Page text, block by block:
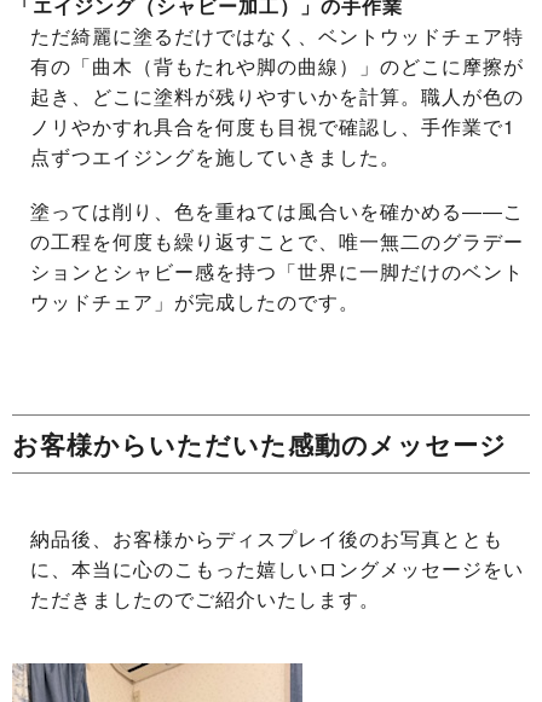
ただ綺麗に塗るだけではなく、ベントウッドチェア特
有の「曲木（背もたれや脚の曲線）」のどこに摩擦が
起き、どこに塗料が残りやすいかを計算。職人が色の
ノリやかすれ具合を何度も目視で確認し、手作業で1
点ずつエイジングを施していきました。
塗っては削り、色を重ねては風合いを確かめる――こ
の工程を何度も繰り返すことで、唯一無二のグラデー
ションとシャビー感を持つ「世界に一脚だけのベント
ウッドチェア」が完成したのです。
お客様からいただいた感動のメッセージ
納品後、お客様からディスプレイ後のお写真ととも
に、本当に心のこもった嬉しいロングメッセージをい
ただきましたのでご紹介いたします。